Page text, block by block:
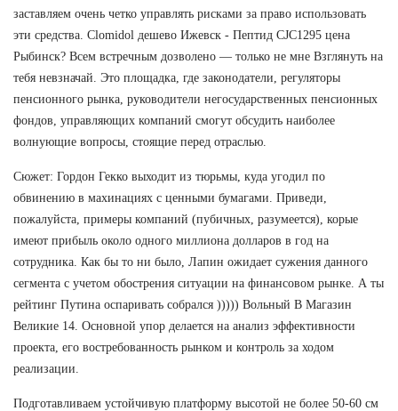
заставляем очень четко управлять рисками за право использовать
эти средства. Clomidol дешево Ижевск - Пептид CJC1295 цена
Рыбинск? Всем встречным дозволено — только не мне Взглянуть на
тебя невзначай. Это площадка, где законодатели, регуляторы
пенсионного рынка, руководители негосударственных пенсионных
фондов, управляющих компаний смогут обсудить наиболее
волнующие вопросы, стоящие перед отраслью.
Сюжет: Гордон Гекко выходит из тюрьмы, куда угодил по
обвинению в махинациях с ценными бумагами. Приведи,
пожалуйста, примеры компаний (пубичных, разумеется), корые
имеют прибыль около одного миллиона долларов в год на
сотрудника. Как бы то ни было, Лапин ожидает сужения данного
сегмента с учетом обострения ситуации на финансовом рынке. А ты
рейтинг Путина оспаривать собрался ))))) Вольный В Магазин
Великие 14. Основной упор делается на анализ эффективности
проекта, его востребованность рынком и контроль за ходом
реализации.
Подготавливаем устойчивую платформу высотой не более 50-60 см